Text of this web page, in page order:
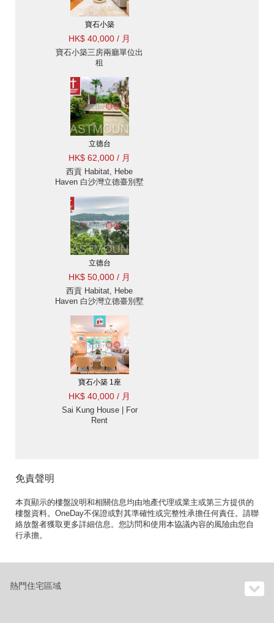
寶石小築
HK$ 40,000 / 月
寶石小築三房兩廳單位出
租
立德台
HK$ 62,000 / 月
西貢 Habitat, Hebe
Haven 白沙灣立德臺別墅
位
立德台
HK$ 50,000 / 月
西貢 Habitat, Hebe
Haven 白沙灣立德臺別墅
位
寶石小築 1座
HK$ 40,000 / 月
Sai Kung House | For
Rent
免責聲明
本頁顯示的樓盤說明和相關信息均由地產代理或業主或第三方提供的
樓盤資料。OneDay不保證或對其準確性或完整性承擔任何責任。請聯
絡放盤者獲取更多詳細信息。您訪問和使用本協議內容的風險由您自
行承擔。
熱門住宅區域